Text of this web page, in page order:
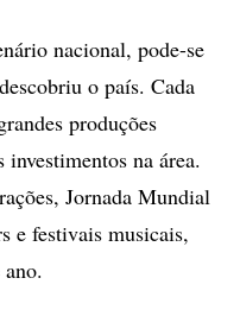
nacional, pode-se
o país. Cada
produções
na área.
Jornada Mundial
e festivais musicais,